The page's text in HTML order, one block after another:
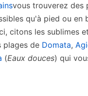
vous trouverez des
qu'à pied ou en
citons les sublimes et
plages de Domata,
(Eaux douces) qui